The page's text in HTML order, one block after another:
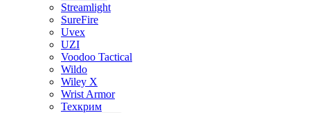
Streamlight
SureFire
Uvex
UZI
Voodoo Tactical
Wildo
Wiley X
Wrist Armor
Техкрим